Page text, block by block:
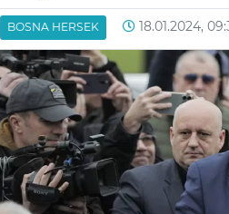
BOSNA HERSEK 18.01.2024,